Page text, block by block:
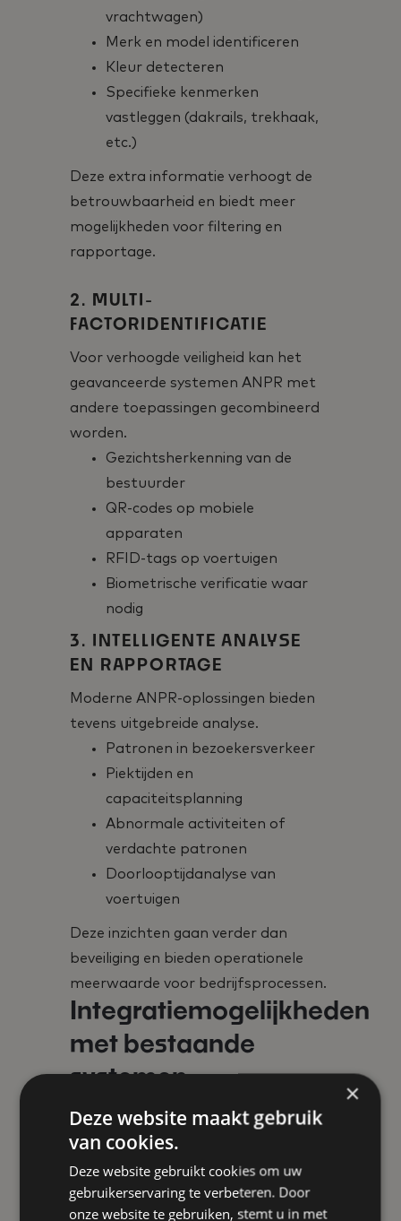
vrachtwagen)
Merk en model identificeren
Kleur detecteren
Specifieke kenmerken
vastleggen (dakrails, trekhaak,
etc.)
Deze extra informatie verhoogt de
betrouwbaarheid en biedt meer
mogelijkheden voor filtering en
rapportage.
2. MULTI-
FACTORIDENTIFICATIE
Voor verhoogde veiligheid kan het
geavanceerde systemen ANPR met
andere toepassingen gecombineerd
worden.
Gezichtsherkenning van de
bestuurder
QR-codes op mobiele
apparaten
RFID-tags op voertuigen
Biometrische verificatie waar
nodig
3. INTELLIGENTE ANALYSE
EN RAPPORTAGE
Moderne ANPR-oplossingen bieden
tevens uitgebreide analyse.
Patronen in bezoekersverkeer
Piektijden en
capaciteitsplanning
Abnormale activiteiten of
verdachte patronen
Doorlooptijdanalyse van
voertuigen
Deze inzichten gaan verder dan
beveiliging en bieden operationele
meerwaarde voor bedrijfsprocessen.
Integratiemogelijkheden
met bestaande
systemen
Een belangrijke sterkte van ANPR-
technologie is de mogelijkheid tot
naadloze integratie.
Toegangscontrolesystemen-
×
Deze website maakt gebruik
van cookies.
Deze website gebruikt cookies om uw
gebruikerservaring te verbeteren. Door
onze website te gebruiken, stemt u in met